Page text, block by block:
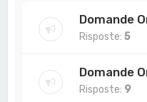
Domande
Risposte:5
Domande
Risposte: 9